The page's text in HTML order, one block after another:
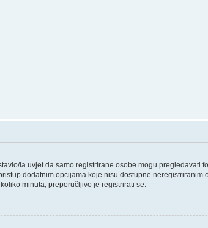
la uvjet da samo registrirane osobe mogu pregledavati
dodatnim opcijama koje nisu dostupne
minuta, preporučljivo je registrirati se.